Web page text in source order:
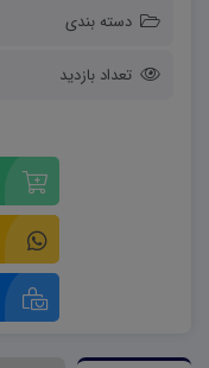
دسته بندی
تعداد بازدید